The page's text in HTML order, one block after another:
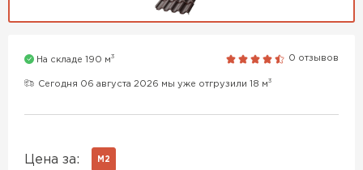
На складе 190 м3 0 отзывов
Сегодня 06 августа 2026 мы уже отгрузили 18 м3
Цена за: М2